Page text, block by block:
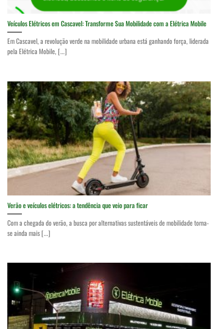
Veículos Elétricos em Cascavel: Transforme Sua Mobilidade com a Elétrica Mobile
Em Cascavel, a revolução verde na mobilidade urbana está ganhando força, liderada
pela Elétrica Mobile, [...]
Verão e veículos elétricos: a tendência que veio para ficar
Com a chegada do verão, a busca por alternativas sustentáveis de mobilidade torna-
se ainda mais [...]